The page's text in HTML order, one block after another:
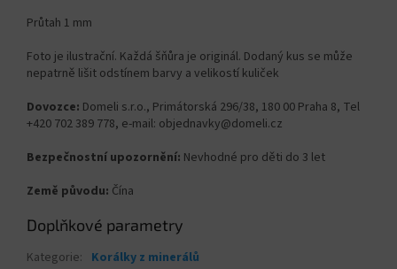
Průtah 1 mm
Foto je ilustrační. Každá šňůra je originál. Dodaný kus se může
nepatrně lišit odstínem barvy a velikostí kuliček
Dovozce: Domeli s.r.o., Primátorská 296/38, 180 00 Praha 8, Tel
+420 702 389 778, e-mail: objednavky@domeli.cz
Bezpečnostní upozornění: Nevhodné pro děti do 3 let
Země původu: Čína
Doplňkové parametry
Kategorie: Korálky z minerálů